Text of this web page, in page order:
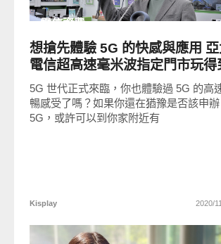
電信資費
想搶先體驗 5G 的快感與應用
電信超高速毫米波指定門市玩得
5G 世代正式來臨，你也體驗過 5G 的高
暢感受了嗎？如果你還在猶豫是否該申辦
5G，或許可以到你家附近有
Kisplay 2020/